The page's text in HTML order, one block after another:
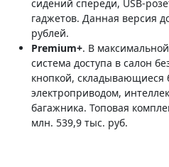
сидений спереди, USB-
гаджетов. Данная версия
рублей.
Premium+. В
система доступа в салон
кнопкой, складывающиеся
электроприводом,
багажника. Топовая
млн. 539,9 тыс. руб.